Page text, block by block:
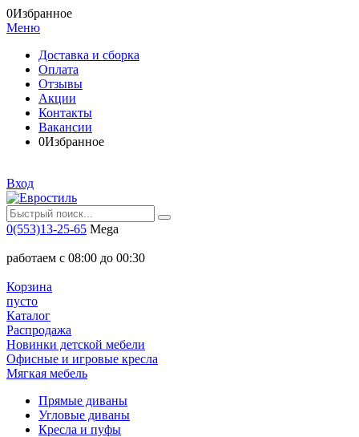
0Избранное
Меню
Доставка и сборка
Оплата
Отзывы
Акции
Контакты
Вакансии
0Избранное
Вход
0(553)13-25-65 Mega
работаем с 08:00 до 00:30
Корзина
пусто
Каталог
Распродажа
Новинки детской мебели
Офисные и игровые кресла
Мягкая мебель
Прямые диваны
Угловые диваны
Кресла и пуфы